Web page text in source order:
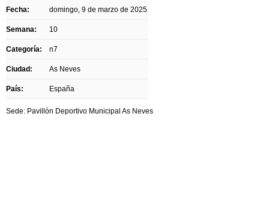
Fecha: domingo, 9 de marzo de 2025
Semana: 10
Categoría: n7
Ciudad: As Neves
País: España
Sede: Pavillón Deportivo Municipal As Neves